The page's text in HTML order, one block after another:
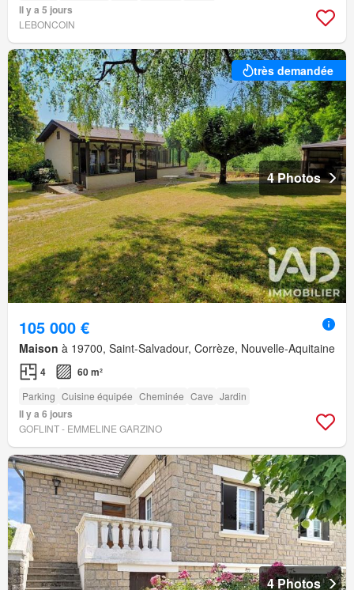
Il y a 5 jours
LEBONCOIN
très demandée
4 Photos
105 000 €
Maison à 19700, Saint-Salvadour, Corrèze, Nouvelle-Aquitaine
4 60 m²
Parking Cuisine équipée Cheminée Cave Jardin
Il y a 6 jours
GOFLINT - EMMELINE GARZINO
4 Photos